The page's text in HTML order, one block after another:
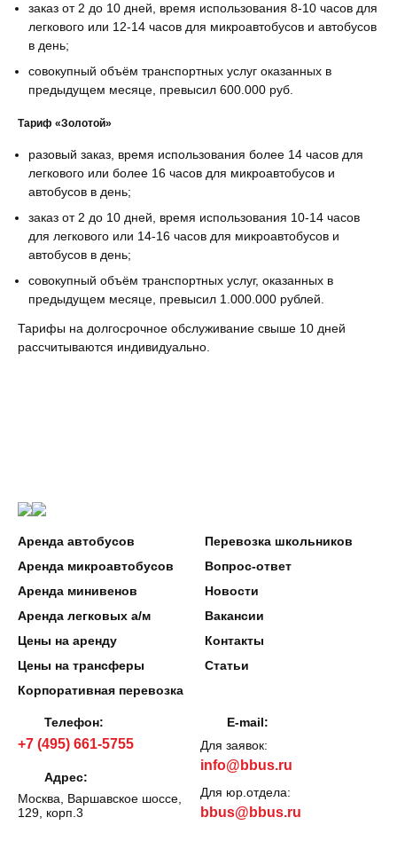
заказ от 2 до 10 дней, время использования 8-10 часов для
легкового или 12-14 часов для микроавтобусов и автобусов
в день;
совокупный объём транспортных услуг оказанных в
предыдущем месяце, превысил 600.000 руб.
Тариф «Золотой»
разовый заказ, время использования более 14 часов для
легкового или более 16 часов для микроавтобусов и
автобусов в день;
заказ от 2 до 10 дней, время использования 10-14 часов
для легкового или 14-16 часов для микроавтобусов и
автобусов в день;
совокупный объём транспортных услуг, оказанных в
предыдущем месяце, превысил 1.000.000 рублей.
Тарифы на долгосрочное обслуживание свыше 10 дней
рассчитываются индивидуально.
Аренда автобусов
Аренда микроавтобусов
Аренда минивенов
Аренда легковых а/м
Цены на аренду
Цены на трансферы
Корпоративная перевозка
Перевозка школьников
Вопрос-ответ
Новости
Вакансии
Контакты
Статьи
Телефон:
+7 (495) 661-5755
Адрес:
Москва, Варшавское шоссе,
129, корп.3
E-mail:
Для заявок:
info@bbus.ru
Для юр.отдела:
bbus@bbus.ru